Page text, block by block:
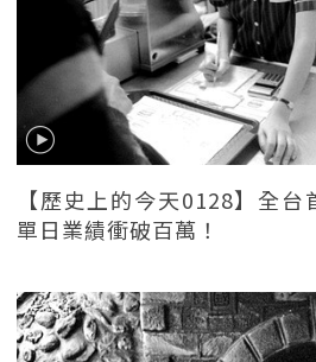
【歷史上的今天0128】全
單日業績衝破百萬！